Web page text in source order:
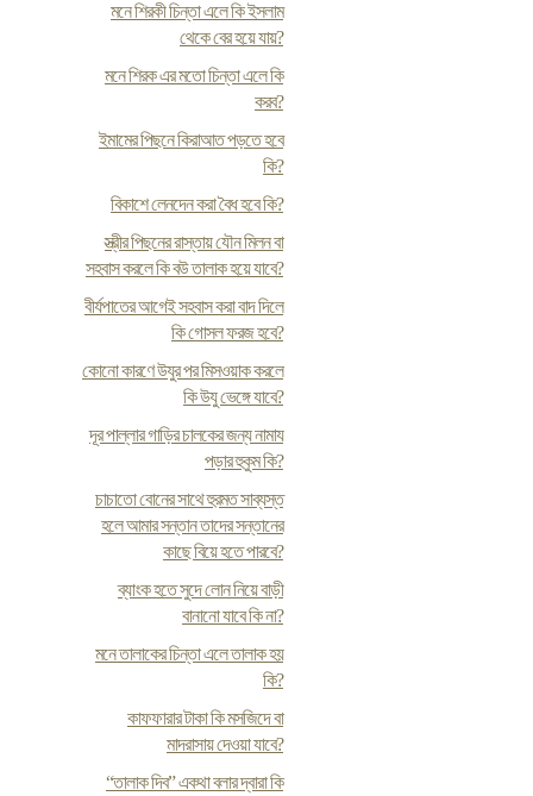
মনে শিরকী চিন্তা এলে কি ইসলাম
থেকে বের হয়ে যায়?
মনে শিরক এর মতো চিন্তা এলে কি
করব?
ইমামের পিছনে কিরাআত পড়তে হবে
কি?
বিকাশে লেনদেন করা বৈধ হবে কি?
স্ত্রীর পিছনের রাস্তায় যৌন মিলন বা
সহবাস করলে কি বউ তালাক হয়ে যাবে?
বীর্যপাতের আগেই সহবাস করা বাদ দিলে
কি গোসল ফরজ হবে?
কোনো কারণে উযুর পর মিসওয়াক করলে
কি উযু ভেঙ্গে যাবে?
দূর পাল্লার গাড়ির চালকের জন্য নামায
পড়ার হুকুম কি?
চাচাতো বোনের সাথে হুরমত সাব্যস্ত
হলে আমার সন্তান তাদের সন্তানের
কাছে বিয়ে হতে পারবে?
ব্যাংক হতে সুদে লোন নিয়ে বাড়ী
বানানো যাবে কি না?
মনে তালাকের চিন্তা এলে তালাক হয়
কি?
কাফফারার টাকা কি মসজিদে বা
মাদরাসায় দেওয়া যাবে?
“তালাক দিব” একথা বলার দ্বারা কি